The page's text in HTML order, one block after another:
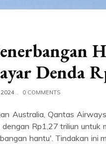
Denda
0 COMMENTS
Australia, Qantas
Rp1,27 triliun
hantu'. Tindakan ini